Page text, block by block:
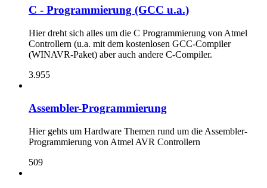
C - Programmierung (GCC u.a.)
Hier dreht sich alles um die C Programmierung von Atmel
Controllern (u.a. mit dem kostenlosen GCC-Compiler
(WINAVR-Paket) aber auch andere C-Compiler.
3.955
Assembler-Programmierung
Hier gehts um Hardware Themen rund um die Assembler-
Programmierung von Atmel AVR Controllern
509